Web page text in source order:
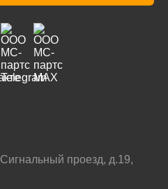
Сигнальный проезд, д.19,